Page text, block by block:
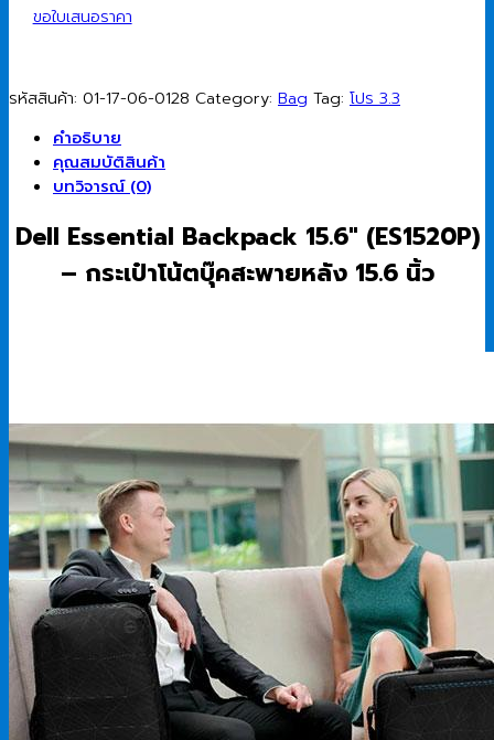
ขอใบเสนอราคา
รหัสสินค้า: 01-17-06-0128 Category: Bag Tag: โปร 3.3
คำอธิบาย
คุณสมบัติสินค้า
บทวิจารณ์ (0)
Dell Essential Backpack 15.6″ (ES1520P)
– กระเป๋าโน้ตบุ๊คสะพายหลัง 15.6 นิ้ว